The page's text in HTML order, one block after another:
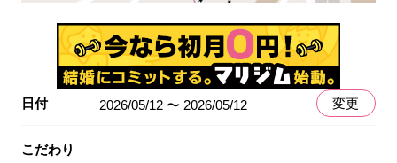
日付 2026/05/12 〜 2026/05/12 変更
こだわり